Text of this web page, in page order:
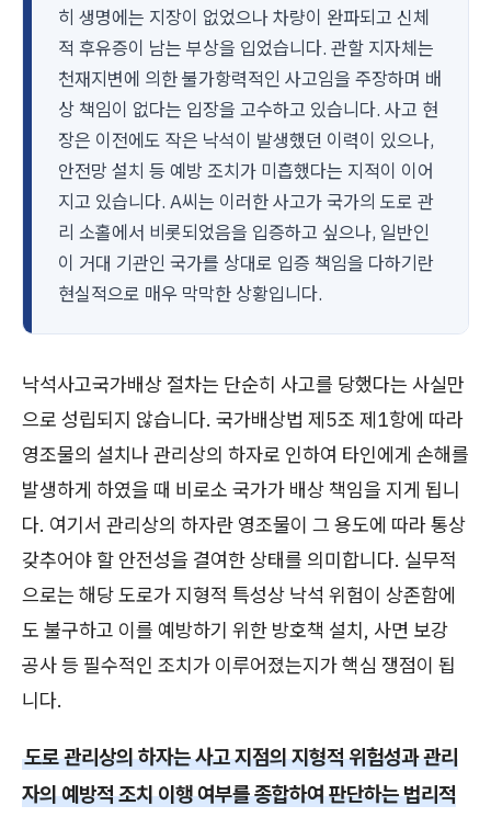
히 생명에는 지장이 없었으나 차량이 완파되고 신체
적 후유증이 남는 부상을 입었습니다. 관할 지자체는
천재지변에 의한 불가항력적인 사고임을 주장하며 배
상 책임이 없다는 입장을 고수하고 있습니다. 사고 현
장은 이전에도 작은 낙석이 발생했던 이력이 있으나,
안전망 설치 등 예방 조치가 미흡했다는 지적이 이어
지고 있습니다. A씨는 이러한 사고가 국가의 도로 관
리 소홀에서 비롯되었음을 입증하고 싶으나, 일반인
이 거대 기관인 국가를 상대로 입증 책임을 다하기란
현실적으로 매우 막막한 상황입니다.
낙석사고국가배상 절차는 단순히 사고를 당했다는 사실만
으로 성립되지 않습니다. 국가배상법 제5조 제1항에 따라
영조물의 설치나 관리상의 하자로 인하여 타인에게 손해를
발생하게 하였을 때 비로소 국가가 배상 책임을 지게 됩니
다. 여기서 관리상의 하자란 영조물이 그 용도에 따라 통상
갖추어야 할 안전성을 결여한 상태를 의미합니다. 실무적
으로는 해당 도로가 지형적 특성상 낙석 위험이 상존함에
도 불구하고 이를 예방하기 위한 방호책 설치, 사면 보강
공사 등 필수적인 조치가 이루어졌는지가 핵심 쟁점이 됩
니다.
도로 관리상의 하자는 사고 지점의 지형적 위험성과 관리
자의 예방적 조치 이행 여부를 종합하여 판단하는 법리적